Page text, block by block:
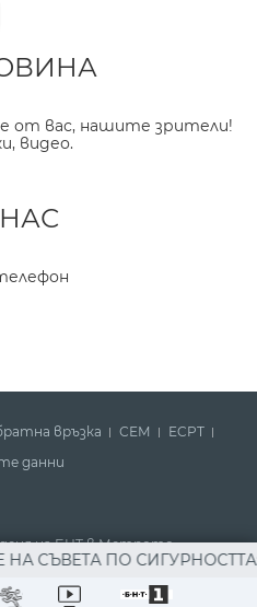
от вас, нашите зрители!
видео.
ПО СИГУРНОСТТА:
връзка СЕМ
ECPT
данни
на БНТ в Метрото